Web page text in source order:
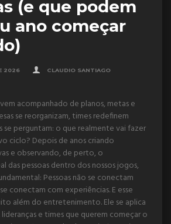
(e que podem
ano começar
2026 CLAUDIO SANTIAGO
acompanhado de planos, metas e
se reorganizam, times redefinem
se perguntam: o que realmente vai fazer
ciclo? Depois de anos criando
e observando, de perto, o
das pessoas dentro dos nossos jogos,
Pessoas não se conectam
conectam com experiências. E esse
além do entretenimento. Ele se aplica
e times que querem começar o